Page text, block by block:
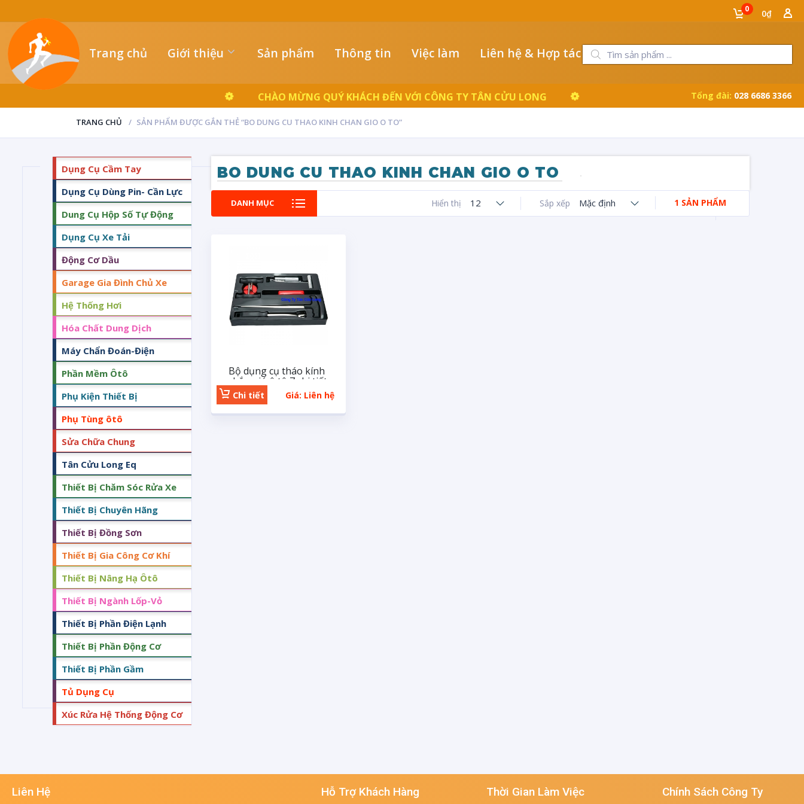
0 0₫
Trang chủ Giới thiệu Sản phẩm Thông tin Việc làm Liên hệ & Hợp tác
CHÀO MỪNG QUÝ KHÁCH ĐẾN VỚI CÔNG TY TÂN CỬU LONG Tổng đài: 028 6686 3366
TRANG CHỦ SẢN PHẨM ĐƯỢC GẮN THẺ “BO DUNG CU THAO KINH CHAN GIO O TO”
Dụng Cụ Cầm Tay
Dụng Cụ Dùng Pin- Cần Lực
Dung Cụ Hộp Số Tự Động
Dụng Cụ Xe Tải
Động Cơ Dầu
Garage Gia Đình Chủ Xe
Hệ Thống Hơi
Hóa Chất Dung Dịch
Máy Chẩn Đoán-Điện
Phần Mềm Ôtô
Phụ Kiện Thiết Bị
Phụ Tùng ôtô
Sửa Chữa Chung
Tân Cửu Long Eq
Thiết Bị Chăm Sóc Rửa Xe
Thiết Bị Chuyên Hãng
Thiết Bị Đồng Sơn
Thiết Bị Gia Công Cơ Khí
Thiết Bị Nâng Hạ Ôtô
Thiết Bị Ngành Lốp-Vỏ
Thiết Bị Phần Điện Lạnh
Thiết Bị Phần Động Cơ
Thiết Bị Phần Gầm
Tủ Dụng Cụ
Xúc Rửa Hệ Thống Động Cơ
BO DUNG CU THAO KINH CHAN GIO O TO
DANH MỤC 1 SẢN PHẨM
Sắp xếp Mặc định
Hiển thị 12
Bộ dụng cụ tháo kính
chắn gió ô tô 7 chi tiết
Giá: Liên hệ
Chi tiết
Liên Hệ Hỗ Trợ Khách Hàng Thời Gian Làm Việc Chính Sách Công Ty